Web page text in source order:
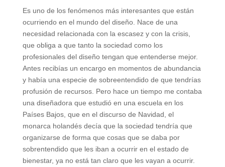
Es uno de los fenómenos más interesantes que están
ocurriendo en el mundo del diseño. Nace de una
necesidad relacionada con la escasez y con la crisis,
que obliga a que tanto la sociedad como los
profesionales del diseño tengan que entenderse mejor.
Antes recibías un encargo en momentos de abundancia
y había una especie de sobreentendido de que tendrías
profusión de recursos. Pero hace un tiempo me contaba
una diseñadora que estudió en una escuela en los
Países Bajos, que en el discurso de Navidad, el
monarca holandés decía que la sociedad tendría que
organizarse de forma que cosas que se daba por
sobrentendido que les iban a ocurrir en el estado de
bienestar, ya no está tan claro que les vayan a ocurrir.